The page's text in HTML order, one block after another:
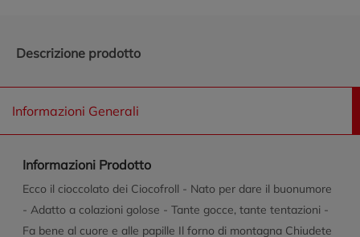
Descrizione prodotto
Informazioni Generali
Informazioni Prodotto
Ecco il cioccolato dei Ciocofroll - Nato per dare il buonumore
- Adatto a colazioni golose - Tante gocce, tante tentazioni -
Fa bene al cuore e alle papille Il forno di montagna Chiudete